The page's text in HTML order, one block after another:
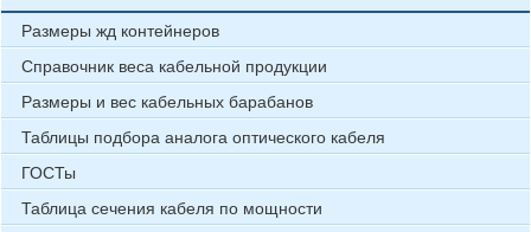
Размеры жд контейнеров
Справочник веса кабельной продукции
Размеры и вес кабельных барабанов
Таблицы подбора аналога оптического кабеля
ГОСТы
Таблица сечения кабеля по мощности